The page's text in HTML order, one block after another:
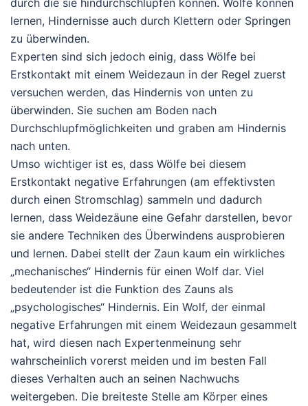
lernen, Hindernisse auch durch Klettern oder Springen
zu überwinden.
Experten sind sich jedoch einig, dass Wölfe bei
Erstkontakt mit einem Weidezaun in der Regel zuerst
versuchen werden, das Hindernis von unten zu
überwinden. Sie suchen am Boden nach
Durchschlupfmöglichkeiten und graben am Hindernis
nach unten.
Umso wichtiger ist es, dass Wölfe bei diesem
Erstkontakt negative Erfahrungen (am effektivsten
durch einen Stromschlag) sammeln und dadurch
lernen, dass Weidezäune eine Gefahr darstellen, bevor
sie andere Techniken des Überwindens ausprobieren
und lernen. Dabei stellt der Zaun kaum ein wirkliches
„mechanisches“ Hindernis für einen Wolf dar. Viel
bedeutender ist die Funktion des Zauns als
„psychologisches“ Hindernis. Ein Wolf, der einmal
negative Erfahrungen mit einem Weidezaun gesammelt
hat, wird diesen nach Expertenmeinung sehr
wahrscheinlich vorerst meiden und im besten Fall
dieses Verhalten auch an seinen Nachwuchs
weitergeben. Die breiteste Stelle am Körper eines